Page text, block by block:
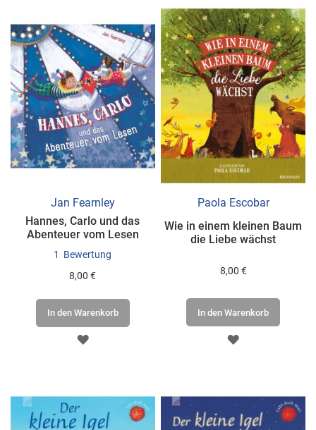
Jan Fearnley
Hannes, Carlo und das
Abenteuer vom Lesen
1 Bewertung
8,00 €
In den Warenkorb
ZUR
Paola Escobar
Wie in einem kleinen Baum
die Liebe wächst
8,00 €
In den Warenkorb
ZUR